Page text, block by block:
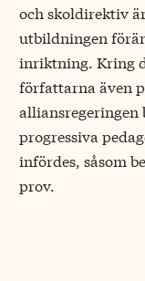
och skoldirektiv
utbildningen
inriktning. Kring
författarna även
alliansregeringen
progressiva
infördes, såsom
prov.